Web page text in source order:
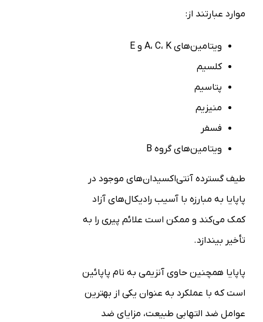
موارد عبارتند از:
ویتامین‌های A، C، K و E
کلسیم
پتاسیم
منیزیم
فسفر
ویتامین‌های گروه B
طیف گسترده آنتی‌اکسیدان‌های موجود در
پاپایا به مبارزه با آسیب رادیکال‌های آزاد
کمک می‌کند و ممکن است علائم پیری را به
تأخیر بیندازد.
پاپایا همچنین حاوی آنزیمی به نام پاپائین
است که با عملکرد به عنوان یکی از بهترین
عوامل ضد التهابی طبیعت، مزایای ضد